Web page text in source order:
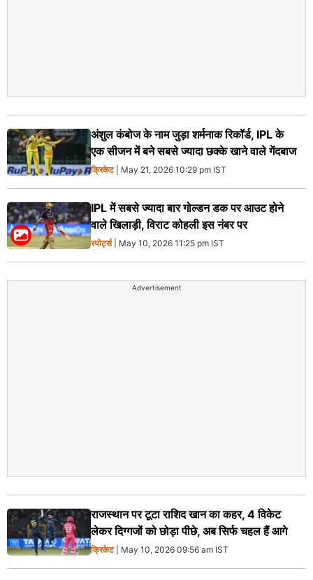
अंशुल कंबोज के नाम जुड़ा शर्मनाक रिकॉर्ड, IPL के
एक सीजन में बने सबसे ज्यादा छक्के खाने वाले गेंदबाज
क्रिकेट| May 21, 2026 10:29 pm IST
IPL में सबसे ज्यादा बार गोल्डन डक पर आउट होने
वाले खिलाड़ी, विराट कोहली इस नंबर पर
स्पोर्ट्स| May 10, 2026 11:25 pm IST
Advertisement
राजस्थान पर टूटा राशिद खान का कहर, 4 विकेट
लेकर दिग्गजों को छोड़ा पीछे, अब सिर्फ चहल हैं आगे
क्रिकेट| May 10, 2026 09:56 am IST